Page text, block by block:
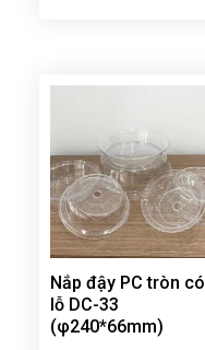
Nắp đậy PC tròn có
lỗ DC-33
(φ240*66mm)